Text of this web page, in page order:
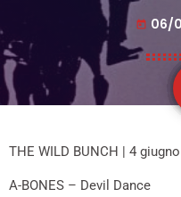
today 06/
THE WILD BUNCH | 4
A-BONES – Devil Dance